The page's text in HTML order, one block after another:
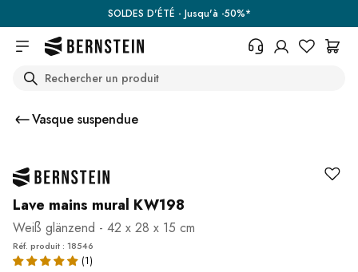
SOLDES D'ÉTÉ - Jusqu'à -50%*
Centre d'aide (FAQ)
Search
Vasque suspendue
Lave mains mural KW198
Weiß glänzend - 42 x 28 x 15 cm
Réf. produit : 18546